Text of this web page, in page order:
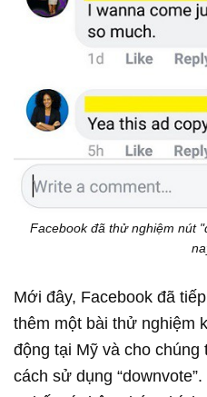
Facebook đã thử nghiệm nút
Mới đây, Facebook đã
thêm một bài thử nghiệm
động tại Mỹ và cho
cách sử dụng